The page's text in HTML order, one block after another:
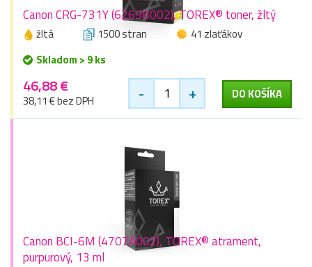
Canon CRG-731Y (6269B002), TOREX® toner, žltý
žltá 1500 stran
41 zlaťákov
Skladom > 9 ks
46,88 €
38,11 € bez DPH - + DO KOŠÍKA
Canon BCI-6M (4707A002), TOREX® atrament,
purpurový, 13 ml